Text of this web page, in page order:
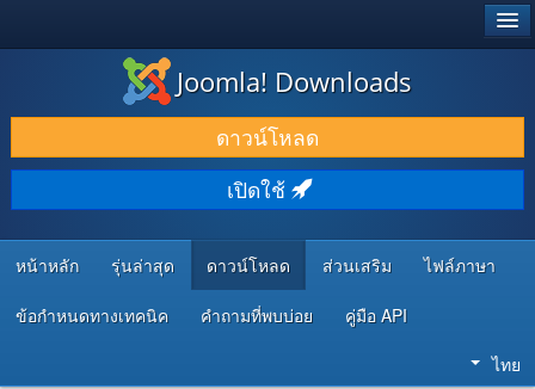
ดาวน์โหลด & ส่วนเสริม
ค้นคว้า & เรียนรู้
ชุมชน & สนับสนุน
ทรัพยากรสำหรับนักพัฒนา
Joomla! Downloads
ดาวน์โหลด
เปิดใช้
หน้าหลัก รุ่นล่าสุด ดาวน์โหลด ส่วนเสริม ไฟล์ภาษา
ข้อกำหนดทางเทคนิค คำถามที่พบบ่อย คู่มือ API
ไทย